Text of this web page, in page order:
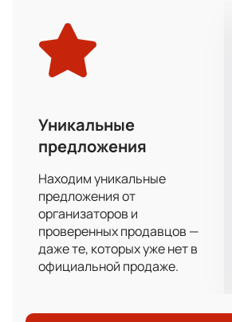
Уникальные
предложения
Находим уникальные
предложения от
организаторов и
проверенных продавцов —
даже те, которых уже нет в
официальной продаже.